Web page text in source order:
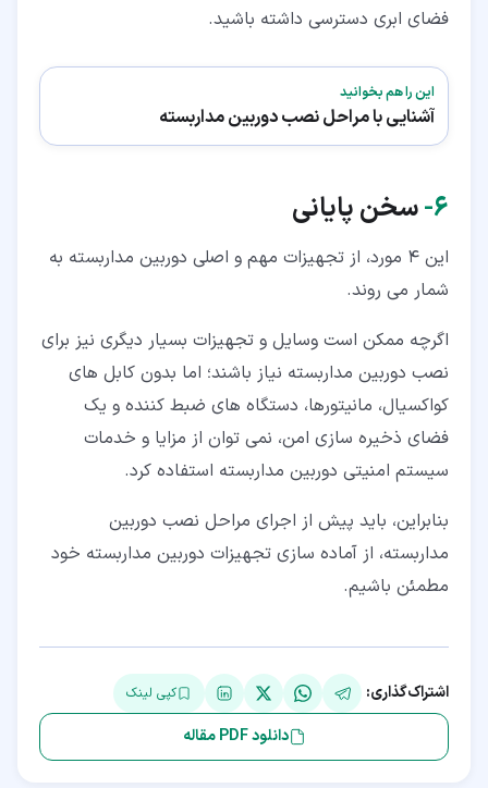
فضای ابری دسترسی داشته باشید.
این را هم بخوانید
آشنایی با مراحل نصب دوربین مداربسته
۶‏- سخن پایانی
این 4 مورد، از تجهیزات مهم و اصلی دوربین مداربسته به
شمار می روند.
اگرچه ممکن است وسایل و تجهیزات بسیار دیگری نیز برای
نصب دوربین مداربسته نیاز باشند؛ اما بدون کابل های
کواکسیال، مانیتورها، دستگاه های ضبط کننده و یک
فضای ذخیره سازی امن، نمی توان از مزایا و خدمات
سیستم امنیتی دوربین مداربسته استفاده کرد.
بنابراین، باید پیش از اجرای مراحل نصب دوربین
مداربسته، از آماده سازی تجهیزات دوربین مداربسته خود
مطمئن باشیم.
اشتراک‌گذاری: کپی لینک
دانلود PDF مقاله